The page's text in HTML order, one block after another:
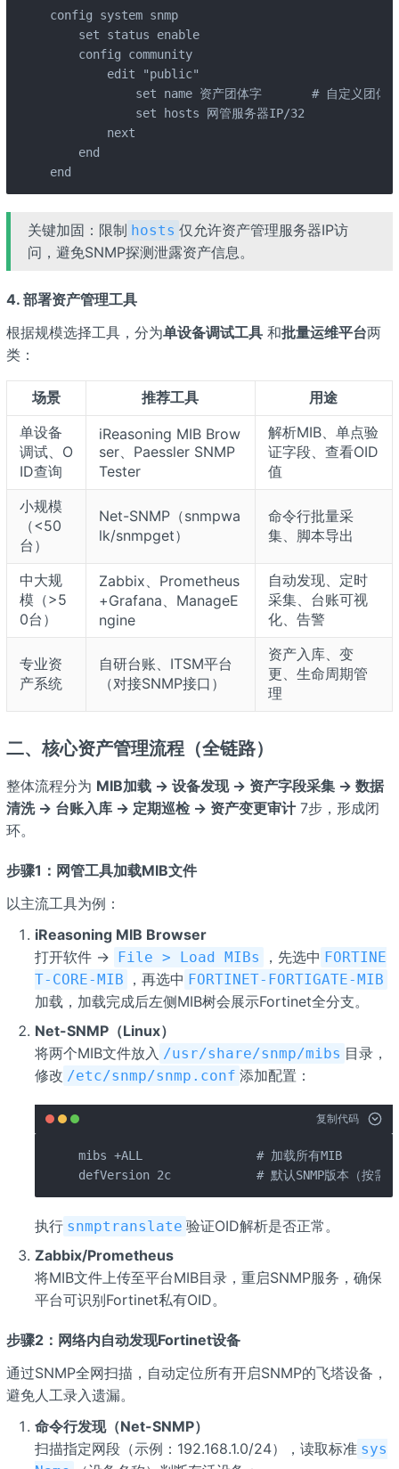
config system snmp
    set status enable
    config community
        edit "public"
set name 资产团体字       # 自定义团体
            set hosts 网管服务器IP/32
        next
    end
end
关键加固：限制 hosts 仅允许资产管理服务器IP访
问，避免SNMP探测泄露资产信息。
4. 部署资产管理工具
根据规模选择工具，分为单设备调试工具和批量运维平台两
类：
场景 推荐工具
用途
单设备
调试、O
ID查询
iReasoning MIB Brow
ser、Paessler SNMP
Tester
解析MIB、单点验
证字段、查看OID
值
小规模
（<50
台）
Net-SNMP（snmpwa
lk/snmpget）
命令行批量采
集、脚本导出
中大规
模（>5
0台）
Zabbix、Prometheus
+Grafana、ManageE
ngine
自动发现、定时
采集、台账可视
化、告警
专业资
产系统
自研台账、ITSM平台
（对接SNMP接口）
资产入库、变
更、生命周期管
理
二、核心资产管理流程（全链路）
整体流程分为 MIB加载 → 设备发现 → 资产字段采集 → 数据
清洗 → 台账入库 → 定期巡检 → 资产变更审计7步，形成闭
环。
步骤1：网管工具加载MIB文件
以主流工具为例：
iReasoning MIB Browser
打开软件 → File > Load MIBs ，先选中 FORTINE
T-CORE-MIB
，再选中 FORTINET-FORTIGATE-MIB
加载，加载完成后左侧MIB树会展示Fortinet全分支。
Net-SNMP（Linux）
将两个MIB文件放入 /usr/share/snmp/mibs 目录，
修改 /etc/snmp/snmp.conf 添加配置：
复制代码
mibs +ALL                # 加载所有MIB
defVersion 2c            # 默认SNMP版本（按需修
执行 snmptranslate 验证OID解析是否正常。
Zabbix/Prometheus
将MIB文件上传至平台MIB目录，重启SNMP服务，确保
平台可识别Fortinet私有OID。
步骤2：网络内自动发现Fortinet设备
通过SNMP全网扫描，自动定位所有开启SNMP的飞塔设备，
避免人工录入遗漏。
命令行发现（Net-SNMP）
扫描指定网段（示例：192.168.1.0/24），读取标准 sys